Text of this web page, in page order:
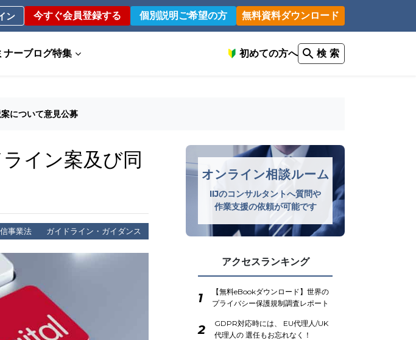
ン 今すぐ会員登録する 個別説明ご希望の方 無料資料ダウンロード
ナーブログ特集 初めての方へ 検 索
について意見公募
イン案及び同
事業法 ガイドライン・ガイダンス
オンライン相談ルーム
IIJのコンサルタントへ質問や
作業支援の依頼が可能です
アクセスランキング
1
【無料eBookダウンロード】世界の
プライバシー保護規制調査レポート
2
GDPR対応時には、 EU代理人/UK
代理人の 選任もお忘れなく！